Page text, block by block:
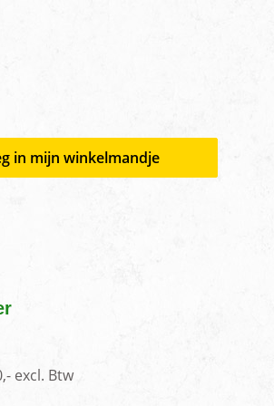
in mijn winkelmandje
excl. Btw